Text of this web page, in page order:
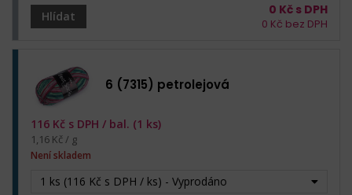
Hlídat 0 Kč s DPH
0 Kč bez DPH
6 (7315) petrolejová
1 ks (116 Kč s DPH / ks) - Vyprodáno
116 Kč s DPH / bal. (1 ks)
1,16 Kč / g
Není skladem